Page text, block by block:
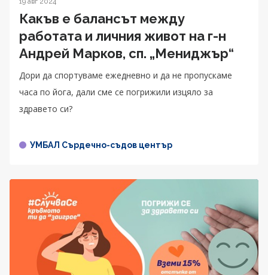
Какъв е балансът между
работата и личния живот на г-н
Андрей Марков, сп. „Мениджър“
Дори да спортуваме ежедневно и да не пропускаме
часа по йога, дали сме се погрижили изцяло за
здравето си?
УМБАЛ Сърдечно-съдов център